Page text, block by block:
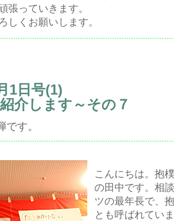
張っていきます。
しくお願いします。
1日号(1)
介します～その７
す。
こんにちは。抱
の田中です。相
ツの最年長で、
とも呼ばれてい